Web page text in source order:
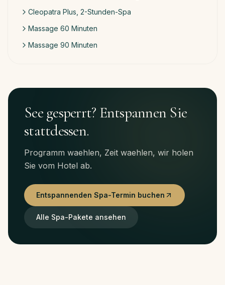
Cleopatra Plus, 2-Stunden-Spa
Massage 60 Minuten
Massage 90 Minuten
See gesperrt? Entspannen Sie
stattdessen.
Programm waehlen, Zeit waehlen, wir holen
Sie vom Hotel ab.
Entspannenden Spa-Termin buchen
Alle Spa-Pakete ansehen